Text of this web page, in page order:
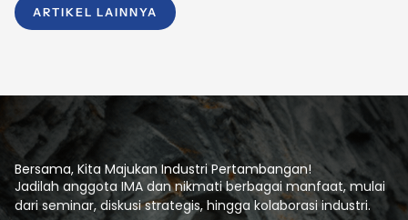
ARTIKEL LAINNYA
Bersama, Kita Majukan Industri Pertambangan!
Jadilah anggota IMA dan nikmati berbagai manfaat, mulai
dari seminar, diskusi strategis, hingga kolaborasi industri.